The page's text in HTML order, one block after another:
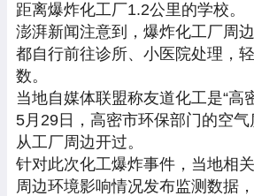
距离爆炸化工厂1.2公里的学校。
澎湃新闻注意到，爆炸化工厂周
都自行前往诊所、小医院处理，
数。
当地自媒体联盟称友道化工是“高
5月29日，高密市环保部门的空
从工厂周边开过。
针对此次化工爆炸事件，当地相
周边环境影响情况发布监测数据